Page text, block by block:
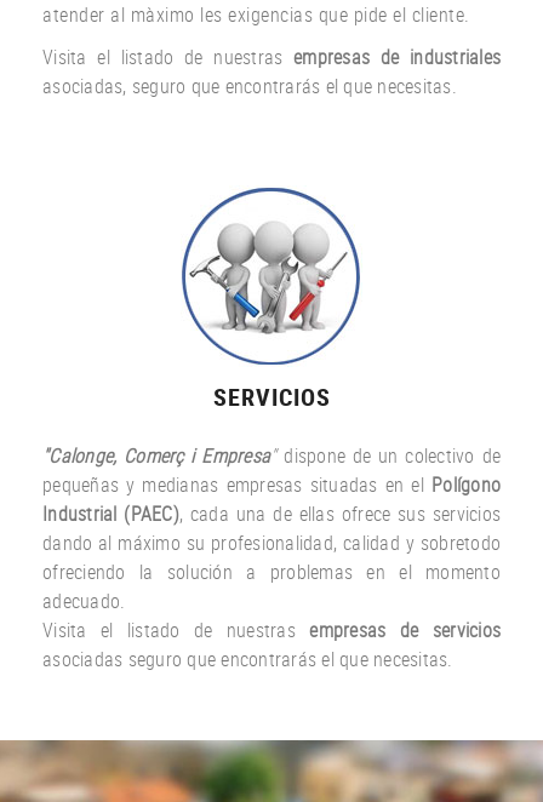
atender al màximo les exigencias que pide el cliente.
Visita el listado de nuestras empresas de industriales
asociadas, seguro que encontrarás el que necesitas.
SERVICIOS
"Calonge, Comerç i Empresa"dispone de un colectivo de
pequeñas y medianas empresas situadas en el Polígono
Industrial (PAEC), cada una de ellas ofrece sus servicios
dando al máximo su profesionalidad, calidad y sobretodo
ofreciendo la solución a problemas en el momento
adecuado.
Visita el listado de nuestrasempresas de servicios
asociadas seguro que encontrarás el que necesitas.